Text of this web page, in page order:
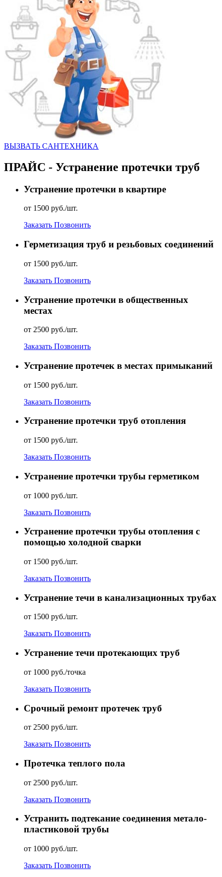
ВЫЗВАТЬ CАНТЕХНИКА
ПРАЙС - Устранение протечки труб
Устранение протечки в квартире
от 1500 руб./шт.
Заказать Позвонить
Герметизация труб и резьбовых соединений
от 1500 руб./шт.
Заказать Позвонить
Устранение протечки в общественных
местах
от 2500 руб./шт.
Заказать Позвонить
Устранение протечек в местах примыканий
от 1500 руб./шт.
Заказать Позвонить
Устранение протечки труб отопления
от 1500 руб./шт.
Заказать Позвонить
Устранение протечки трубы герметиком
от 1000 руб./шт.
Заказать Позвонить
Устранение протечки трубы отопления с
помощью холодной сварки
от 1500 руб./шт.
Заказать Позвонить
Устранение течи в канализационных трубах
от 1500 руб./шт.
Заказать Позвонить
Устранение течи протекающих труб
от 1000 руб./точка
Заказать Позвонить
Срочный ремонт протечек труб
от 2500 руб./шт.
Заказать Позвонить
Протечка теплого пола
от 2500 руб./шт.
Заказать Позвонить
Устранить подтекание соединения метало-
пластиковой трубы
от 1000 руб./шт.
Заказать Позвонить